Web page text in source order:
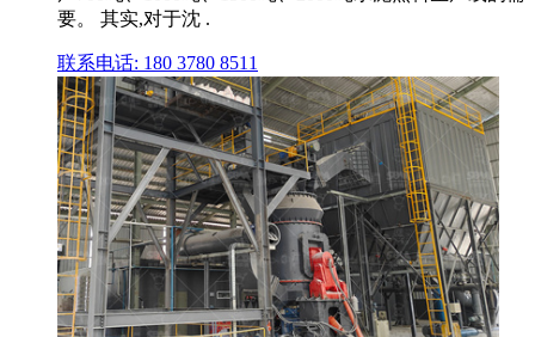
要。 其实,对于沈 .
联系电话: 180 3780 8511